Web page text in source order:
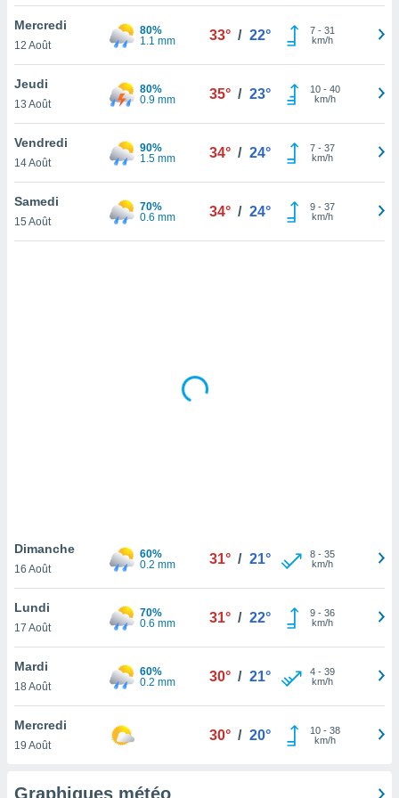
votre
à
en
le
notre
que
et que
Mercredi
12 Août
80%
1.1 mm
33° / 22° 7- 31
km/h
Jeudi
13 Août
80%
0.9 mm
35° / 23° 10- 40
km/h
Vendredi
14 Août
90%
1.5 mm
34° / 24° 7- 37
km/h
Samedi
15 Août
70%
0.6 mm
34° / 24° 9- 37
km/h
Dimanche
16 Août
60%
0.2 mm
31° / 21° 8- 35
km/h
Lundi
17 Août
70%
0.6 mm
31° / 22° 9- 36
km/h
Mardi
18 Août
60%
0.2 mm
30° / 21° 4- 39
km/h
Mercredi
19 Août
30° / 20° 10- 38
km/h
Graphiques météo